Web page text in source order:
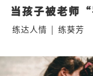
当孩子被老师“
练达人情 | 练葵芳